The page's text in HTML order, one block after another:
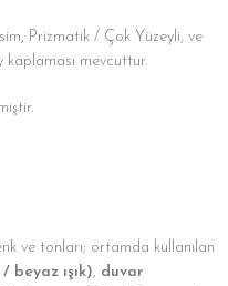
Prizmatik / Çok Yüzeyli, ve
kaplaması mevcuttur.
ve tonları; ortamda kullanılan
beyaz ışık), duvar